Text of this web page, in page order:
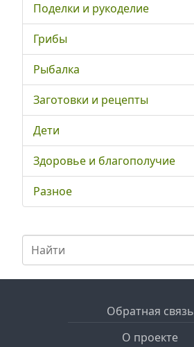
Поделки и рукоделие
Грибы
Рыбалка
Заготовки и рецепты
Дети
Здоровье и благополучие
Разное
Обратная связь
О проекте